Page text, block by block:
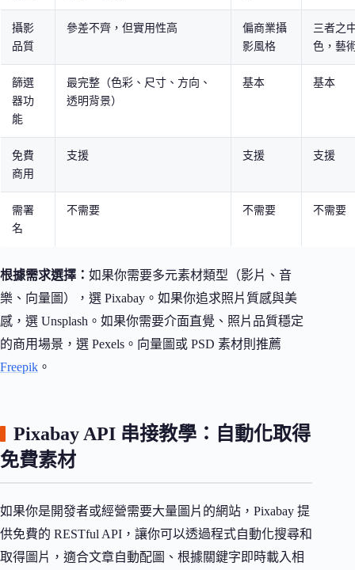
攝影
品質
參差不齊，但實用性高
偏商業攝
影風格
三者之
色，藝
篩選
器功
能
最完整（色彩、尺寸、方向、
透明背景）
基本 基本
免費
商用
支援 支援 支援
需署
名
不需要 不需要 不需要
根據需求選擇： 如果你需要多元素材類型（影片、音
樂、向量圖），選 Pixabay。如果你追求照片質感與美
感，選 Unsplash。如果你需要介面直覺、照片品質穩定
的商用場景，選 Pexels。向量圖或 PSD 素材則推薦
Freepik 。
Pixabay API 串接教學：自動化取得
免費素材
如果你是開發者或經營需要大量圖片的網站，Pixabay 提
供免費的 RESTful API，讓你可以透過程式自動化搜尋和
取得圖片，適合文章自動配圖、根據關鍵字即時載入相